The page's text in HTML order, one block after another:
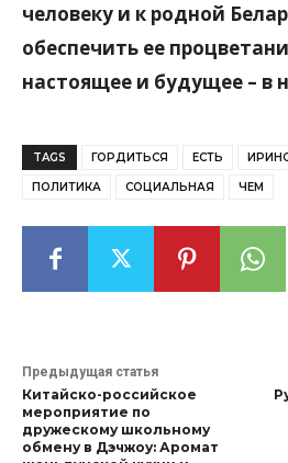
человеку и к родной
обеспечить ее
настоящее и будущее – в
TAGS ГОРДИТЬСЯ ЕСТЬ
ПОЛИТИКА СОЦИАЛЬНАЯ ЧЕМ
Предыдущая статья
Китайско-российское
мероприятие по
дружескому школьному
обмену в Дэчжоу: Аромат